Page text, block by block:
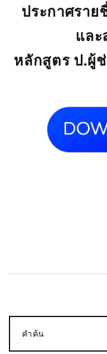
ประกาศรา
แล
หลักสูตร ป.ผู้
คำค้น